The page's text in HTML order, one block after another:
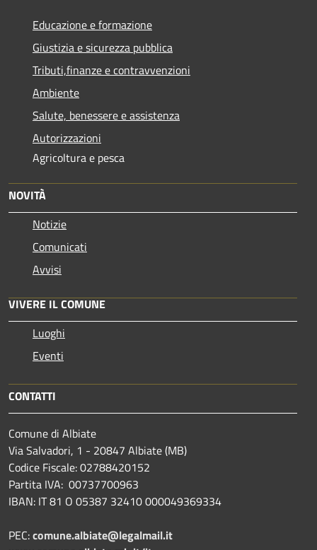
Educazione e formazione
Giustizia e sicurezza pubblica
Tributi,finanze e contravvenzioni
Ambiente
Salute, benessere e assistenza
Autorizzazioni
Agricoltura e pesca
NOVITÀ
Notizie
Comunicati
Avvisi
VIVERE IL COMUNE
Luoghi
Eventi
CONTATTI
Comune di Albiate
Via Salvadori, 1 - 20847 Albiate (MB)
Codice Fiscale: 02788420152
Partita IVA: 00737700963
IBAN: IT 81 O 05387 32410 000049369334
PEC:comune.albiate@legalmail.it